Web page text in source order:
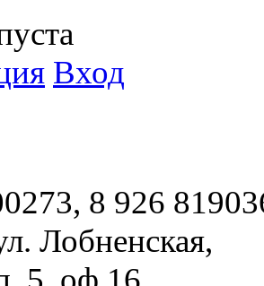
Вход
8 926
Лобненская,